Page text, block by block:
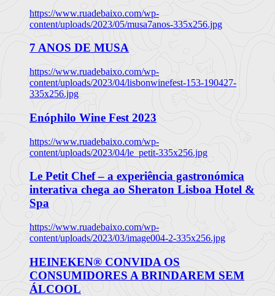
https://www.ruadebaixo.com/wp-
content/uploads/2023/05/musa7anos-335x256.jpg
7 ANOS DE MUSA
https://www.ruadebaixo.com/wp-
content/uploads/2023/04/lisbonwinefest-153-190427-
335x256.jpg
Enóphilo Wine Fest 2023
https://www.ruadebaixo.com/wp-
content/uploads/2023/04/le_petit-335x256.jpg
Le Petit Chef – a experiência gastronómica
interativa chega ao Sheraton Lisboa Hotel &
Spa
https://www.ruadebaixo.com/wp-
content/uploads/2023/03/image004-2-335x256.jpg
HEINEKEN® CONVIDA OS
CONSUMIDORES A BRINDAREM SEM
ÁLCOOL